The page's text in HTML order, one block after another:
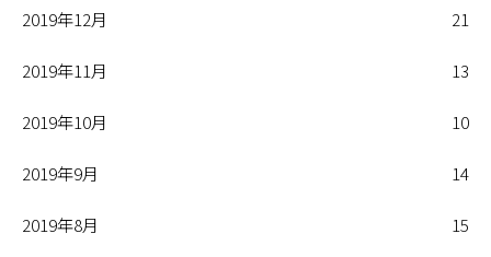
2019年12月 21
2019年11月 13
2019年10月 10
2019年9月 14
2019年8月 15